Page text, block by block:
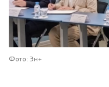
Фото: Эн+